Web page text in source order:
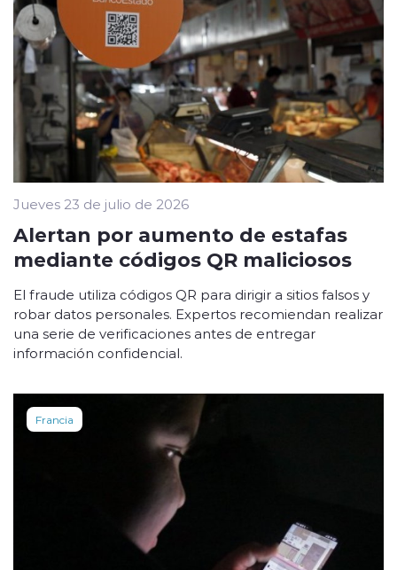
Jueves 23 de julio de 2026
Alertan por aumento de estafas
mediante códigos QR maliciosos
El fraude utiliza códigos QR para dirigir a sitios falsos y
robar datos personales. Expertos recomiendan realizar
una serie de verificaciones antes de entregar
información confidencial.
Francia